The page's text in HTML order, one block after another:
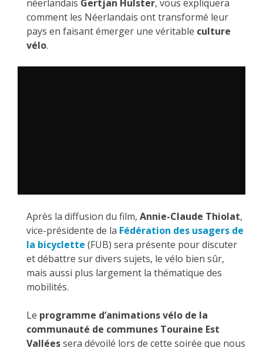
néerlandais Gertjan Hulster, vous expliquera
comment les Néerlandais ont transformé leur
pays en faisant émerger une véritable culture
vélo.
Après la diffusion du film, Annie-Claude Thiolat,
vice-présidente de la Fédération des usagers de
la bicyclette (FUB) sera présente pour discuter
et débattre sur divers sujets, le vélo bien sûr,
mais aussi plus largement la thématique des
mobilités.
Le programme d’animations vélo de la
communauté de communes Touraine Est
Valléessera dévoilé lors de cette soirée que nous